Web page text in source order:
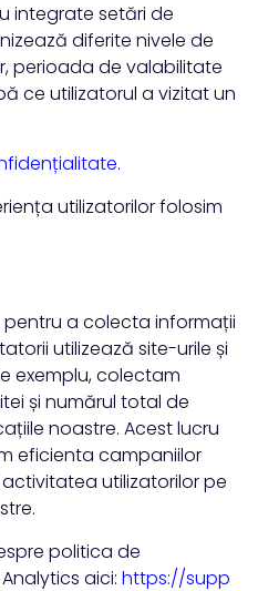
integrate setări de
diferite nivele de
perioada de valabilitate
ce utilizatorul a vizitat un
utilizatorilor folosim
pentru a colecta informații
utilizează site-urile și
exemplu, colectam
și numărul total de
noastre. Acest lucru
eficienta campaniilor
utilizatorilor pe
politica de
aici: https://supp